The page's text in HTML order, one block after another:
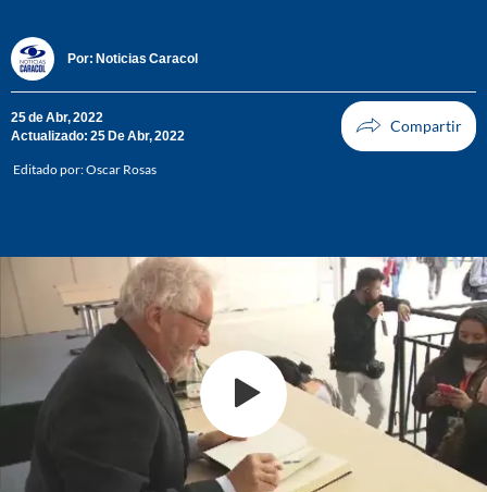
Por: Noticias Caracol
25 de Abr, 2022
Actualizado: 25 De Abr, 2022
Editado por:Oscar Rosas